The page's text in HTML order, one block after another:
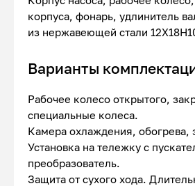
корпуса, фонарь, удлинитель
из нержавеющей стали
Варианты
Рабочее колесо открытого,
специальные колеса.
Камера охлаждения, обогрева,
Установка на тележку с
преобразователь.
Защита от сухого хода.